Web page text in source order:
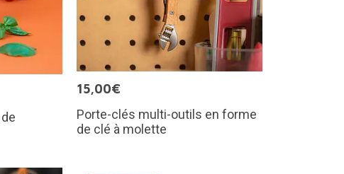
15,00€
Porte-clés multi-outils en forme
de clé à molette